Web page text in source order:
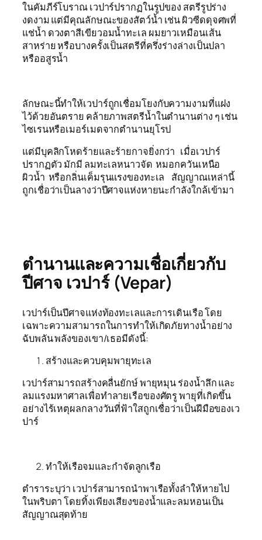
ในคัมภีร์โบราณ เวปาร์ปรากฏในรูปของ สตรีรูปร่าง
งดงาม แต่มีคุณลักษณะของสัตว์น้ำ เช่น ผิวซีดดุจศพที่
แช่น้ำ ดวงตาสีเขียวอมน้ำทะเล ผมยาวเหมือนเส้น
สาหร่าย หรือบางครั้งเป็นสตรีที่ครึ่งร่างล่างเป็นปลา
หรืออสูรน้ำ
ลักษณะนี้ทำให้เวปาร์ถูกเชื่อมโยงกับความงามที่แฝง
ไว้ด้วยอันตราย คล้ายภาพสตรีน้ำในตำนานต่าง ๆ เช่น
ไซเรนหรือเมอร์เมดจากตำนานยุโรป
แต่มีบุคลิกโหดร้ายและร้ายกาจยิ่งกว่า เมื่อเวปาร์
ปรากฏตัว มักมี ลมทะเลหนาวจัด หมอกควันเหนือ
ผิวน้ำ หรือกลิ่นเค็มรุนแรงของทะเล
สัญญาณเหล่านี้
ถูกเชื่อว่าเป็นลางว่าปีศาจแห่งหายนะกำลังใกล้เข้ามา
ตำนานและความเชื่อเกี่ยวกับ
ปีศาจ เวปาร์ (Vepar)
เวปาร์เป็นปีศาจแห่งท้องทะเลและการเดินเรือ โดย
เฉพาะความสามารถในการทำให้เกิดภัยทางน้ำอย่าง
ฉับพลัน พลังของเขา/เธอมีดังนี้:
สร้างและควบคุมพายุทะเล
เวปาร์สามารถสร้างคลื่นยักษ์ พายุหมุน ร่องน้ำลึก และ
ลมแรงมหาศาลเพื่อทำลายเรือของศัตรู พายุที่เกิดขึ้น
อย่างไร้เหตุผลกลางวันที่ฟ้าใสถูกเชื่อว่าเป็นฝีมือของเว
ปาร์
ทำให้เรือจมและกำจัดลูกเรือ
ตำราระบุว่า เวปาร์สามารถนำพาเรือทั้งลำให้หายไป
ในพริบตา โดยทิ้งเพียงเสียงของน้ำและลมหอนเป็น
สัญญาณสุดท้าย